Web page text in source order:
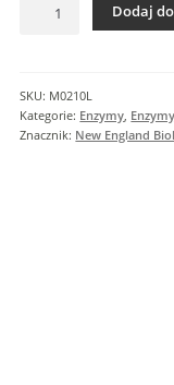
Large
(Klenow)
Fragment
Dodaj
SKU: M0210L
Kategorie: Enzymy
Znacznik: New England